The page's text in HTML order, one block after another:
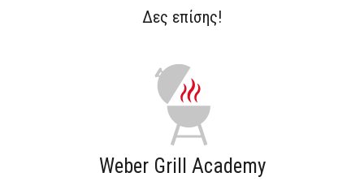
Δες επίσης!
Weber Grill Academy